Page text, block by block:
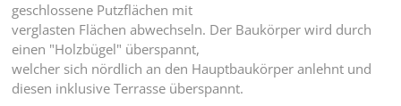
geschlossene Putzflächen mit
verglasten Flächen abwechseln. Der Baukörper wird durch
einen "Holzbügel" überspannt,
welcher sich nördlich an den Hauptbaukörper anlehnt und
diesen inklusive Terrasse überspannt.